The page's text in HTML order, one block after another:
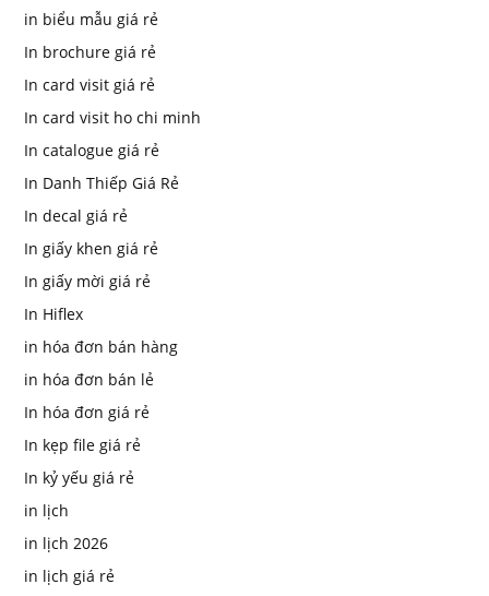
in biểu mẫu giá rẻ
In brochure giá rẻ
In card visit giá rẻ
In card visit ho chi minh
In catalogue giá rẻ
In Danh Thiếp Giá Rẻ
In decal giá rẻ
In giấy khen giá rẻ
In giấy mời giá rẻ
In Hiflex
in hóa đơn bán hàng
in hóa đơn bán lẻ
In hóa đơn giá rẻ
In kẹp file giá rẻ
In kỷ yếu giá rẻ
in lịch
in lịch 2026
in lịch giá rẻ